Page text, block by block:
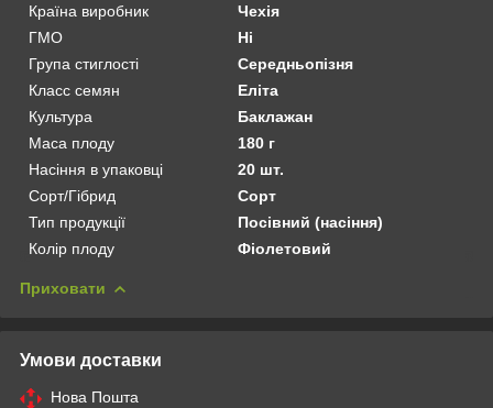
Країна виробник
Чехія
ГМО
Ні
Група стиглості
Середньопізня
Класс семян
Еліта
Культура
Баклажан
Маса плоду
180 г
Насіння в упаковці
20 шт.
Сорт/Гібрид
Сорт
Тип продукції
Посівний (насіння)
Колір плоду
Фіолетовий
Приховати
Умови доставки
Нова Пошта